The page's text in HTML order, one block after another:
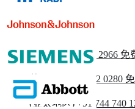
请与我们联系
美国 +1 833 909 2966
英国 +44 808 502 0280
(亚太地区) +91 744 740